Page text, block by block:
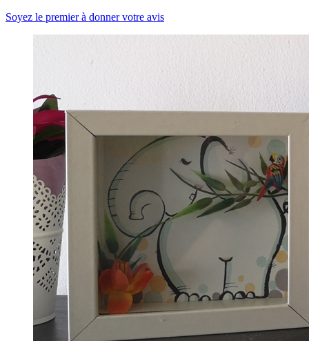
Soyez le premier à donner votre avis